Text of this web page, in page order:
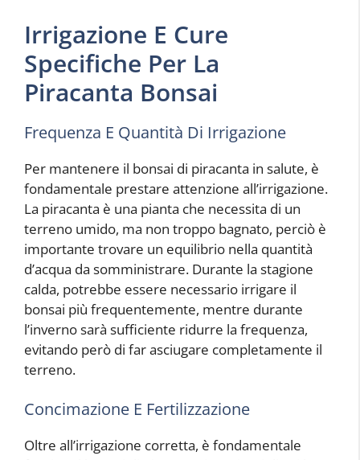
Irrigazione E Cure
Specifiche Per La
Piracanta Bonsai
Frequenza E Quantità Di Irrigazione
Per mantenere il bonsai di piracanta in salute, è
fondamentale prestare attenzione all’irrigazione.
La piracanta è una pianta che necessita di un
terreno umido, ma non troppo bagnato, perciò è
importante trovare un equilibrio nella quantità
d’acqua da somministrare. Durante la stagione
calda, potrebbe essere necessario irrigare il
bonsai più frequentemente, mentre durante
l’inverno sarà sufficiente ridurre la frequenza,
evitando però di far asciugare completamente il
terreno.
Concimazione E Fertilizzazione
Oltre all’irrigazione corretta, è fondamentale